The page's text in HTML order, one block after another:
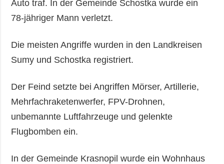
Auto traf. In der Gemeinde Schostka wurde ein
78-jähriger Mann verletzt.
Die meisten Angriffe wurden in den Landkreisen
Sumy und Schostka registriert.
Der Feind setzte bei Angriffen Mörser, Artillerie,
Mehrfachraketenwerfer, FPV-Drohnen,
unbemannte Luftfahrzeuge und gelenkte
Flugbomben ein.
In der Gemeinde Krasnopil wurde ein Wohnhaus